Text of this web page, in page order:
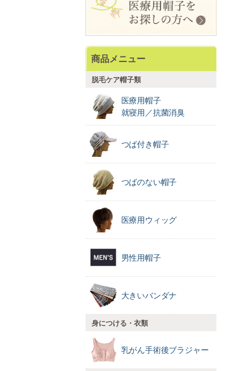
商品メニュー
脱毛ケア帽子類
医療用帽子
就寝用／抗菌消臭
つば付き帽子
つばのない帽子
医療用ウィッグ
男性用帽子
大きいバンダナ
身につける・衣類
乳がん手術後ブラジャー